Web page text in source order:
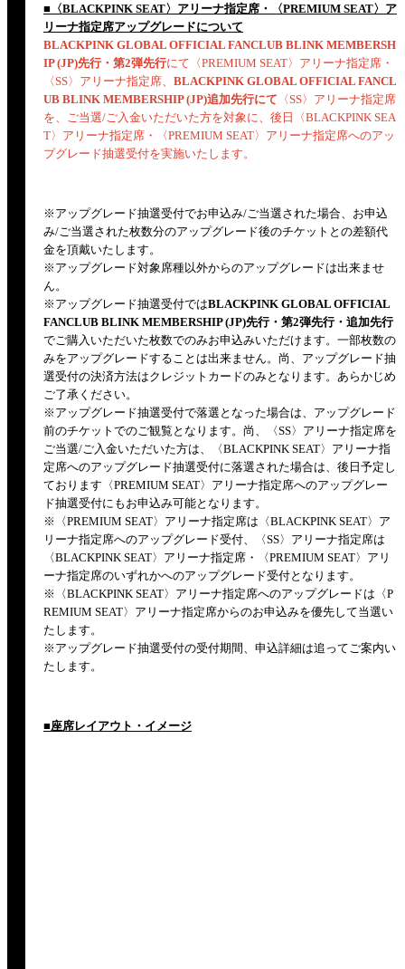
■〈BLACKPINK SEAT〉アリーナ指定席・〈PREMIUM SEAT〉ア
リーナ指定席アップグレードについて
BLACKPINK GLOBAL OFFICIAL FANCLUB BLINK MEMBERSH
IP (JP)先行・第2弾先行にて〈PREMIUM SEAT〉アリーナ指定席・
〈SS〉アリーナ指定席、 BLACKPINK GLOBAL OFFICIAL FANCL
UB BLINK MEMBERSHIP (JP)追加先行にて 〈SS〉アリーナ指定席
を、ご当選/ご入金いただいた方を対象に、後日〈BLACKPINK SEA
T〉アリーナ指定席・〈PREMIUM SEAT〉アリーナ指定席へのアッ
プグレード抽選受付を実施いたします。
※アップグレード抽選受付でお申込み/ご当選された場合、お申込
み/ご当選された枚数分のアップグレード後のチケットとの差額代
金を頂戴いたします。
※アップグレード対象席種以外からのアップグレードは出来ませ
ん。
※アップグレード抽選受付ではBLACKPINK GLOBAL OFFICIAL
FANCLUB BLINK MEMBERSHIP (JP)先行・第2弾先行・追加先行
でご購入いただいた枚数でのみお申込みいただけます。一部枚数の
みをアップグレードすることは出来ません。尚、アップグレード抽
選受付の決済方法はクレジットカードのみとなります。あらかじめ
ご了承ください。
※アップグレード抽選受付で落選となった場合は、アップグレード
前のチケットでのご観覧となります。尚、〈SS〉アリーナ指定席を
ご当選/ご入金いただいた方は、〈BLACKPINK SEAT〉アリーナ指
定席へのアップグレード抽選受付に落選された場合は、後日予定し
ております〈PREMIUM SEAT〉アリーナ指定席へのアップグレー
ド抽選受付にもお申込み可能となります。
※〈PREMIUM SEAT〉アリーナ指定席は〈BLACKPINK SEAT〉ア
リーナ指定席へのアップグレード受付、〈SS〉アリーナ指定席は
〈BLACKPINK SEAT〉アリーナ指定席・〈PREMIUM SEAT〉アリ
ーナ指定席のいずれかへのアップグレード受付となります。
※〈BLACKPINK SEAT〉アリーナ指定席へのアップグレードは〈P
REMIUM SEAT〉アリーナ指定席からのお申込みを優先して当選い
たします。
※アップグレード抽選受付の受付期間、申込詳細は追ってご案内い
たします。
■座席レイアウト・イメージ